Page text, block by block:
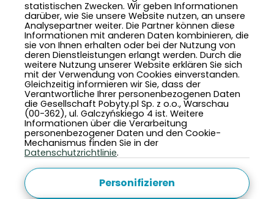
suchen und nicht reisen müssen, aber wollen –
klug, bequem und stressfrei. Dies ist nicht nur
eine Altersgruppe – es ist ein bestimmter Stil der
Erholung und der Entscheidungsfindung. Und
genau darum dreht sich die gesamte Marke.
Wir laden Sie ein zu Orten aus vergangenen
Zeiten, an die Sie sich gerne erinnern. Zum
Komfort, den es damals nicht gab. Zu
gemütlichen Innenräumen ohne unangenehme
Überraschungen. Wahre Erholung beginnt in dem
Moment, in dem Sie wissen, dass Sie den
richtigen Ort gewählt haben.
statistischen Zwecken. Wir geben Informationen
darüber, wie Sie unsere Website nutzen, an unsere
Analysepartner weiter. Die Partner können diese
Informationen mit anderen Daten kombinieren, die
sie von Ihnen erhalten oder bei der Nutzung von
deren Dienstleistungen erlangt werden. Durch die
weitere Nutzung unserer Website erklären Sie sich
mit der Verwendung von Cookies einverstanden.
Gleichzeitig informieren wir Sie, dass der
Verantwortliche Ihrer personenbezogenen Daten
die Gesellschaft Pobyty.pl Sp. z o.o., Warschau
(00-362), ul. Galczyńskiego 4 ist. Weitere
Informationen über die Verarbeitung
personenbezogener Daten und den Cookie-
Mechanismus finden Sie in der
Datenschutzrichtlinie.
Personifizieren